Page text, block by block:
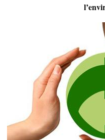
SAVEURS LOCALES